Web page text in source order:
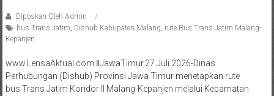
Diposkan Oleh:Admin
bus Trans Jatim, Dishub Kabupaten Malang, rute Bus Trans Jatim Malang-
Kepanjen
www.LensaAktual.com.ǁJawaTimur,27 Juli 2026-Dinas
Perhubungan (Dishub) Provinsi Jawa Timur menetapkan rute
bus Trans Jatim Koridor II Malang-Kepanjen melalui Kecamatan